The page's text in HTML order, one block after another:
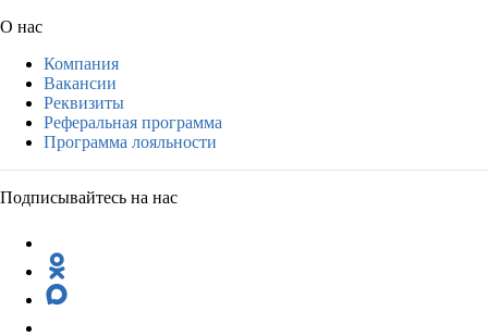
О нас
Компания
Вакансии
Реквизиты
Реферальная программа
Программа лояльности
Подписывайтесь на нас